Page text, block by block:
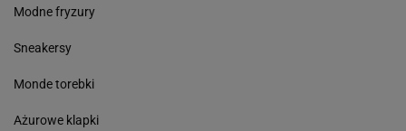
Modne fryzury
Sneakersy
Monde torebki
Ażurowe klapki